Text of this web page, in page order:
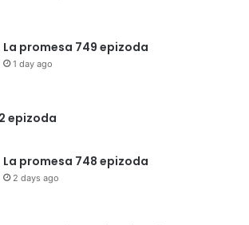
La promesa 749 epizoda
1 day ago
epizoda
La promesa 748 epizoda
2 days ago